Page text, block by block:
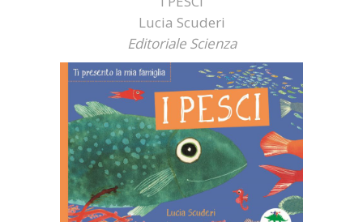
Lucia Scuderi
Editoriale Scienza